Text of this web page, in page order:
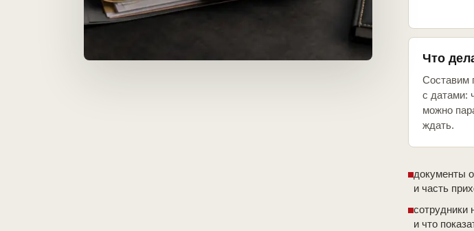
Что
Составим
с датами:
можно
ждать.
документы
и часть
сотрудники
и что